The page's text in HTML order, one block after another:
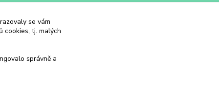
+420 734 258 002
se vám
cookies, tj. malých
správně a